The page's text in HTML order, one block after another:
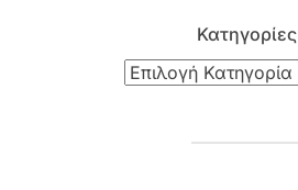
Κατηγορίες